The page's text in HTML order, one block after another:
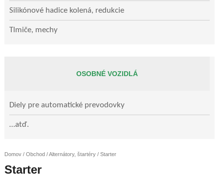
Silikónové hadice kolená, redukcie
Tlmiče, mechy
OSOBNÉ VOZIDLÁ
Diely pre automatické prevodovky
…atď.
Domov/ Obchod/Alternátory, štartéry/ Starter
Starter